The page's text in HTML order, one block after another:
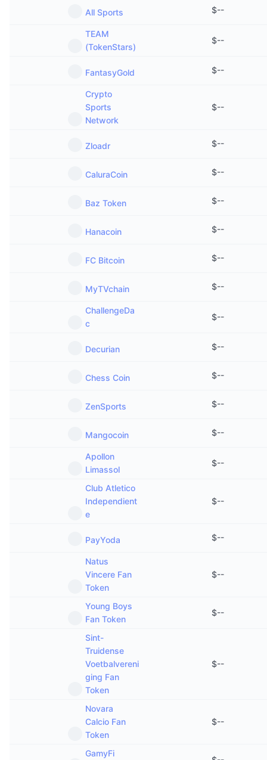
All Sports $--
TEAM
(TokenStars)
$--
FantasyGold $--
Crypto
Sports
Network
$--
Zloadr $--
CaluraCoin $--
Baz Token $--
Hanacoin $--
FC Bitcoin $--
MyTVchain $--
ChallengeDa
c
$--
Decurian $--
Chess Coin $--
ZenSports $--
Mangocoin $--
Apollon
Limassol
$--
Club Atletico
Independient
e
$--
PayYoda $--
Natus
Vincere Fan
Token
$--
Young Boys
Fan Token
$--
Sint-
Truidense
Voetbalvereni
ging Fan
Token
$--
Novara
Calcio Fan
Token
$--
GamyFi